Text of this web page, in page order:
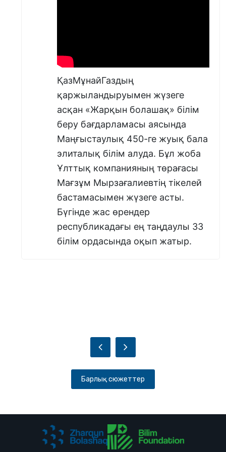
ҚазМұнайГаздың
қаржыландыруымен жүзеге
асқан «Жарқын болашақ» білім
беру бағдарламасы аясында
Маңғыстаулық 450-ге жуық бала
элиталық білім алуда. Бұл жоба
Ұлттық компанияның төрағасы
Мағзұм Мырзағалиевтің тікелей
бастамасымен жүзеге асты.
Бүгінде жас өрендер
республикадағы ең таңдаулы 33
білім ордасында оқып жатыр.
Барлық сюжеттер